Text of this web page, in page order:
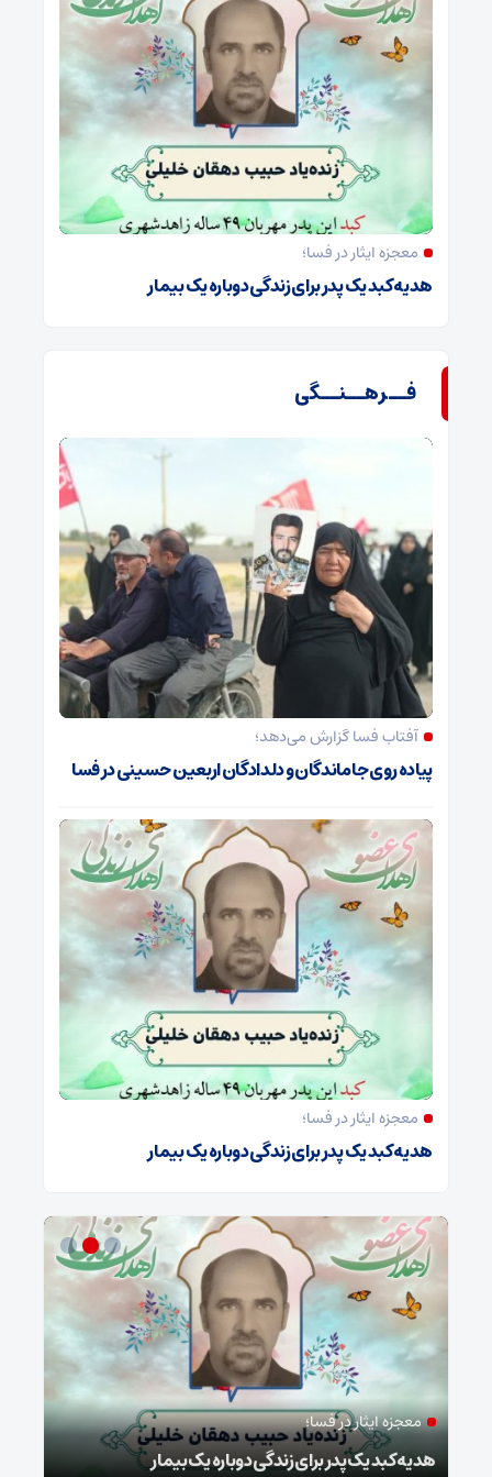
معجزه ایثار در فسا؛
هدیه کبد یک پدر برای زندگی دوباره یک بیمار
فــرهــنــگی
آفتاب فسا گزارش می‌دهد؛
پیاده روی جاماندگان و دلدادگان اربعین حسینی در فسا
معجزه ایثار در فسا؛
هدیه کبد یک پدر برای زندگی دوباره یک بیمار
معجزه ایثار در فسا؛
هدیه کبد یک پدر برای زندگی دوباره یک بیمار